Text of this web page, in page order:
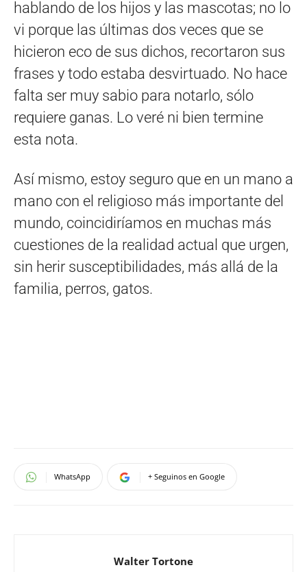
hablando de los hijos y las mascotas; no lo
vi porque las últimas dos veces que se
hicieron eco de sus dichos, recortaron sus
frases y todo estaba desvirtuado. No hace
falta ser muy sabio para notarlo, sólo
requiere ganas. Lo veré ni bien termine
esta nota.
Así mismo, estoy seguro que en un mano a
mano con el religioso más importante del
mundo, coincidiríamos en muchas más
cuestiones de la realidad actual que urgen,
sin herir susceptibilidades, más allá de la
familia, perros, gatos.
WhatsApp + Seguinos en Google
Walter Tortone